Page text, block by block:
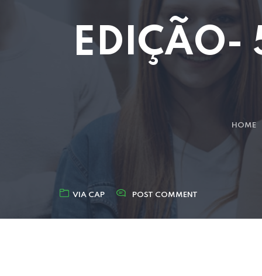
EDIÇÃO-
HOME
VIA CAP POST COMMENT